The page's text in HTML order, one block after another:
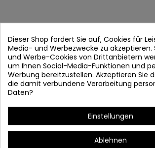
LAMPE 2495
Struktur: Chrom Stahl und Glas
Dieser Shop fordert Sie auf, Cookies für
Media- und Werbezwecke zu
und Werbe-Cookies von Drittanbietern
um Ihnen Social-Media-Funktionen und
Werbung bereitzustellen. Akzeptieren Sie
die damit verbundene Verarbeitung
Daten?
Einstellungen
Ablehnen